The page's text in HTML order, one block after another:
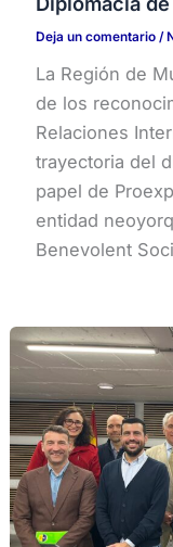
Deja un comentario /
La Región de
de los
Relaciones
trayectoria del
papel de
entidad
Benevolent